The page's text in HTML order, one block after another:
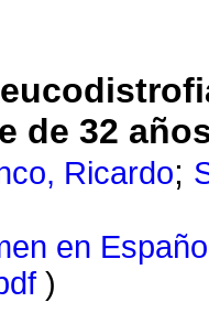
de 32
Ricardo;
en
)